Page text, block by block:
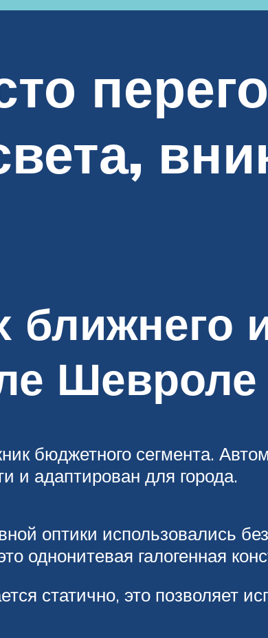
бюджетного сегмента.
и адаптирован для города.
оптики использовались
однонитевая галогенная
статично, это позволяет